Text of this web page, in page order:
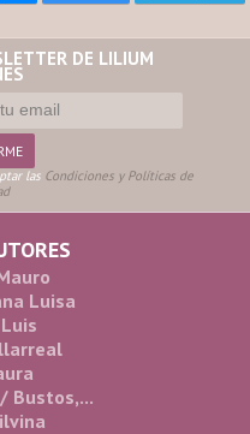
DE LILIUM
las Condiciones y Políticas de
Luisa
Bustos,...